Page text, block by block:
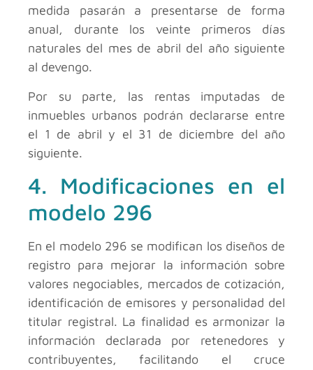
medida pasarán a presentarse de forma
anual, durante los veinte primeros días
naturales del mes de abril del año siguiente
al devengo.
Por su parte, las rentas imputadas de
inmuebles urbanos podrán declararse entre
el 1 de abril y el 31 de diciembre del año
siguiente.
4. Modificaciones en el
modelo 296
En el modelo 296 se modifican los diseños de
registro para mejorar la información sobre
valores negociables, mercados de cotización,
identificación de emisores y personalidad del
titular registral. La finalidad es armonizar la
información declarada por retenedores y
contribuyentes, facilitando el cruce